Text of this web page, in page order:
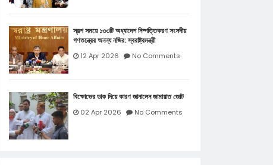
স্বল্প সময়ে ১৩৩টি অধ্যাদেশ নিষ্পত্তিকরণ সংসদীয়
গণতন্ত্রের অনন্য নজির: স্বরাষ্ট্রমন্ত্রী
12 Apr 2026 No Comments
বিক্ষোভের ডাক দিয়ে কারণ জানালেন জামায়াত জোট
02 Apr 2026 No Comments